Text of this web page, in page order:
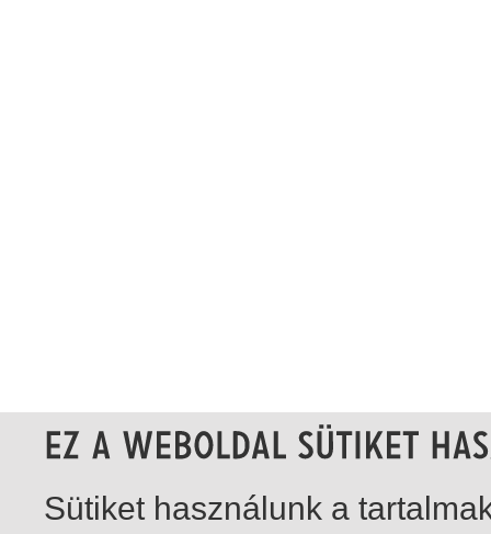
Sütiket használunk a